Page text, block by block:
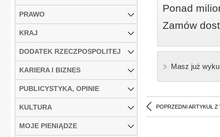
Ponad
Zamów
Masz już
POPRZEDNI ARTYKUŁ Z
PRAWO
KRAJ
DODATEK RZECZPOSPOLITEJ
KARIERA I BIZNES
PUBLICYSTYKA, OPINIE
KULTURA
MOJE PIENIĄDZE